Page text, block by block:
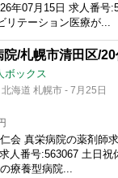
年07月15日 求人番号
テーション医療が...
院/札幌市清田区/
ボックス
海道 札幌市 - 7月25日
会 真栄病院の薬剤師
人番号:563067 土日祝
療養型病院...